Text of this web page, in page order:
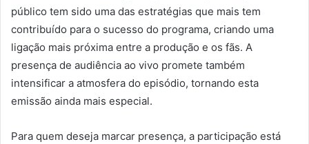
público tem sido uma das estratégias que mais tem
contribuído para o sucesso do programa, criando uma
ligação mais próxima entre a produção e os fãs. A
presença de audiência ao vivo promete também
intensificar a atmosfera do episódio, tornando esta
emissão ainda mais especial.
Para quem deseja marcar presença, a participação está